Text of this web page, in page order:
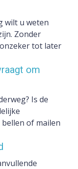
wilt u weten
Zonder
tot later
om
Is de
of mailen